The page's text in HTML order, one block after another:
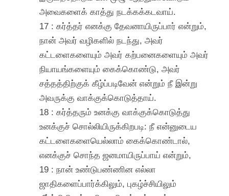
அவைகளைக் காத்து நடக்கக்கடவாய்.
17 : கர்த்தர் எனக்கு தேவனாயிருப்பார் என்றும்,
நான் அவர் வழிகளில் நடந்து, அவர்
கட்டளைகளையும் அவர் கற்பனைகளையும் அவர்
நியாயங்களையும் கைக்கொண்டு, அவர்
சத்தத்திற்குக் கீழ்ப்படிவேன் என்றும் நீ இன்று
அவருக்கு வாக்குக்கொடுத்தாய்.
18 : கர்த்தரும் உனக்கு வாக்குக்கொடுத்து
உனக்குச் சொல்லியிருக்கிறபடி: நீ என்னுடைய
கட்டளைகளையெல்லாம் கைக்கொண்டால்,
எனக்குச் சொந்த ஜனமாயிருப்பாய் என்றும்,
19 : நான் உண்டுபண்ணின எல்லா
ஜாதிகளைப்பார்க்கிலும், புகழ்ச்சியிலும்